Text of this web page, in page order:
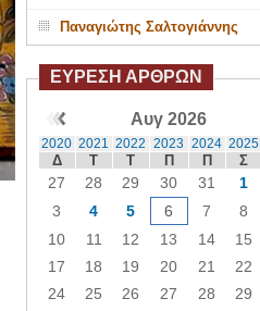
Παναγιώτης Σαλτογιάννης
ΕΥΡΕΣΗ ΑΡΘΡΩΝ
Αυγ 2026
2020 2021 2022 2023 2024 2025
Δ Τ Τ Π Π Σ
27 28 29 30 31 1
3
4 5 6 7 8
10
11 12 13 14 15
17
18 19 20 21 22
24
25 26 27 28 29